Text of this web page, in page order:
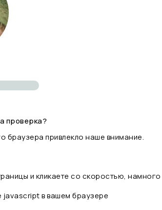
проверка?
браузера привлекло наше внимание.
и кликаете со скоростью,
в вашем браузере